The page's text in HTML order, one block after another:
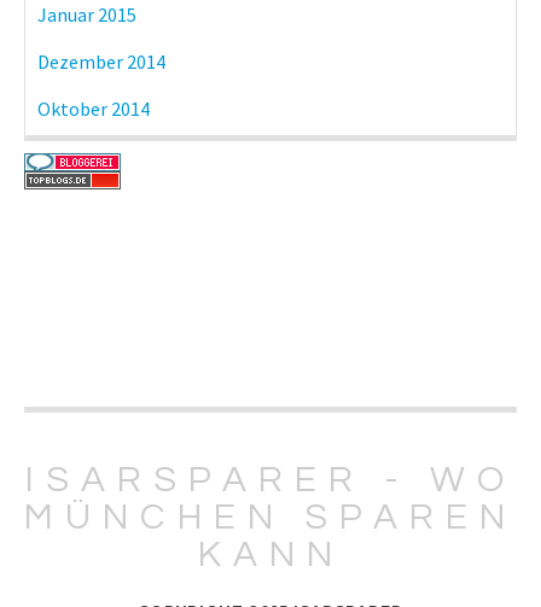
Januar 2015
Dezember 2014
Oktober 2014
ISARSPARER - WO
MÜNCHEN SPAREN
KANN